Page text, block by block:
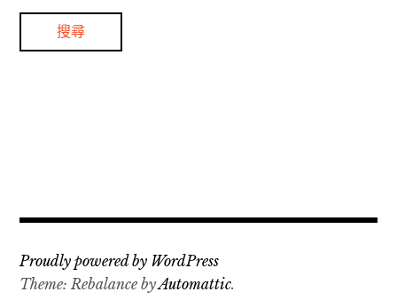
Proudly powered by WordPress
Theme: Rebalance byAutomattic.